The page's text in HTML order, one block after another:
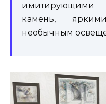
имитирующими
камень,
необычным